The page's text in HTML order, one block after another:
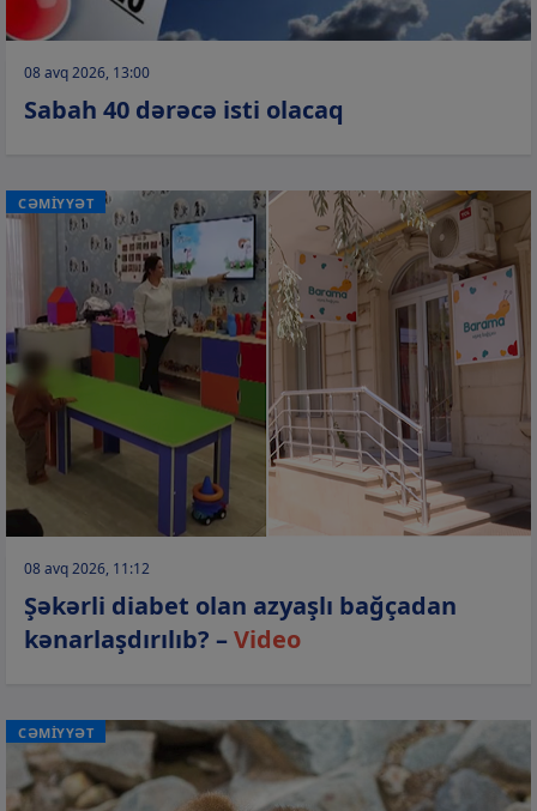
08 avq 2026, 13:00
Sabah 40 dərəcə isti olacaq
CƏMİYYƏT
08 avq 2026, 11:12
Şəkərli diabet olan azyaşlı bağçadan
kənarlaşdırılıb? –Video
CƏMİYYƏT